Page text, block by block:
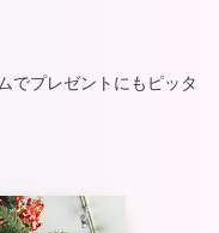
でプレゼントにもピッタ